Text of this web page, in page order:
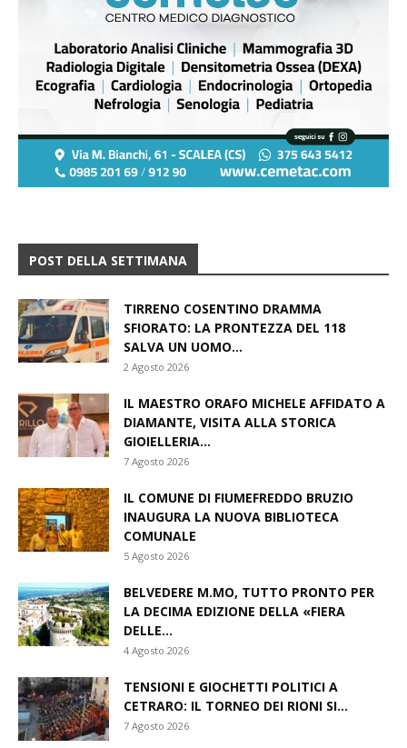
POST DELLA SETTIMANA
TIRRENO COSENTINO DRAMMA
SFIORATO: LA PRONTEZZA DEL 118
SALVA UN UOMO...
2 Agosto 2026
IL MAESTRO ORAFO MICHELE AFFIDATO A
DIAMANTE, VISITA ALLA STORICA
GIOIELLERIA...
7 Agosto 2026
IL COMUNE DI FIUMEFREDDO BRUZIO
INAUGURA LA NUOVA BIBLIOTECA
COMUNALE
5 Agosto 2026
BELVEDERE M.MO, TUTTO PRONTO PER
LA DECIMA EDIZIONE DELLA «FIERA
DELLE...
4 Agosto 2026
TENSIONI E GIOCHETTI POLITICI A
CETRARO: IL TORNEO DEI RIONI SI...
7 Agosto 2026